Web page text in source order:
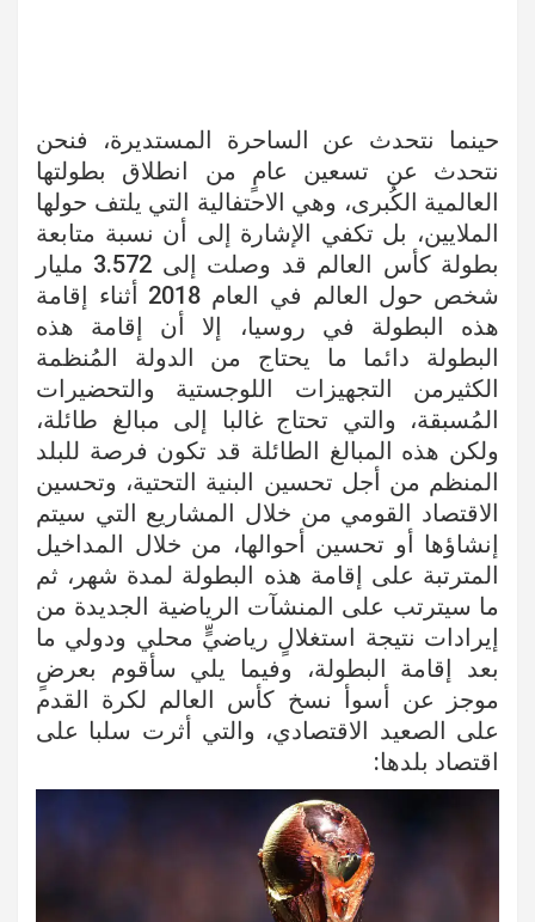
حينما نتحدث عن الساحرة المستديرة، فنحن
نتحدث عن تسعين عامٍ من انطلاق بطولتها
العالمية الكُبرى، وهي الاحتفالية التي يلتف حولها
الملايين، بل تكفي الإشارة إلى أن نسبة متابعة
بطولة كأس العالم قد وصلت إلى 3.572 مليار
شخص حول العالم في العام 2018 أثناء إقامة
هذه البطولة في روسيا، إلا أن إقامة هذه
البطولة دائما ما يحتاج من الدولة المُنظمة
الكثيرمن التجهيزات اللوجستية والتحضيرات
المُسبقة، والتي تحتاج غالبا إلى مبالغ طائلة،
ولكن هذه المبالغ الطائلة قد تكون فرصة للبلد
المنظم من أجل تحسين البنية التحتية، وتحسين
الاقتصاد القومي من خلال المشاريع التي سيتم
إنشاؤها أو تحسين أحوالها، من خلال المداخيل
المترتبة على إقامة هذه البطولة لمدة شهر، ثم
ما سيترتب على المنشآت الرياضية الجديدة من
إيرادات نتيجة استغلالٍ رياضيٍّ محلي ودولي ما
بعد إقامة البطولة، وفيما يلي سأقوم بعرضٍ
موجز عن أسوأ نسخ كأس العالم لكرة القدم
على الصعيد الاقتصادي، والتي أثرت سلبا على
اقتصاد بلدها: